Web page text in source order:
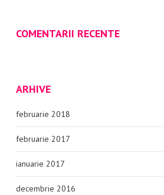
COMENTARII RECENTE
ARHIVE
februarie 2018
februarie 2017
ianuarie 2017
decembrie 2016